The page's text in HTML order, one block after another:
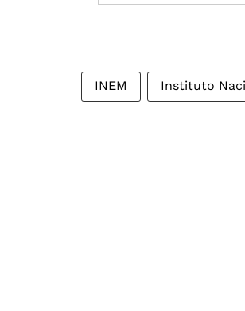
INEM Instituto